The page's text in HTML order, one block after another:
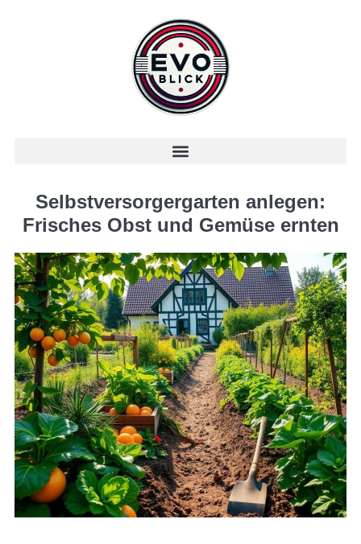
Selbstversorgergarten anlegen:
Frisches Obst und Gemüse ernten